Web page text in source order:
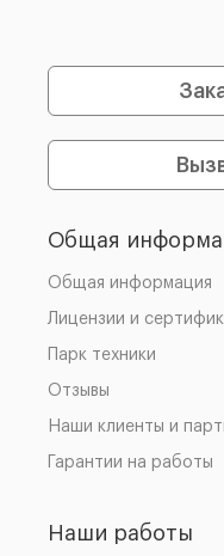
Общая
Общая информация
Лицензии и
Парк техники
Отзывы
Наши клиенты и
Гарантии на работы
Наши работы